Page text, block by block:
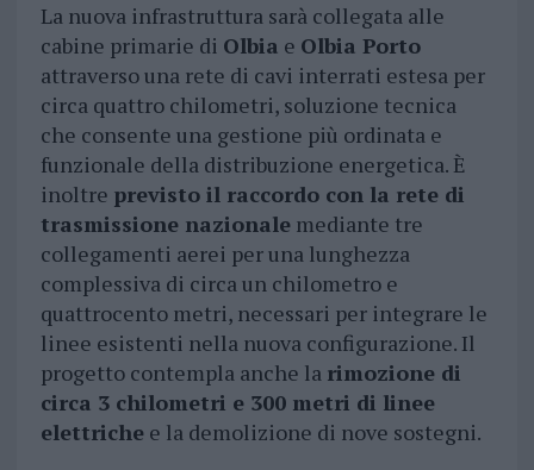
La nuova infrastruttura sarà collegata alle
cabine primarie di Olbia e Olbia Porto
attraverso una rete di cavi interrati estesa per
circa quattro chilometri, soluzione tecnica
che consente una gestione più ordinata e
funzionale della distribuzione energetica. È
inoltre previsto il raccordo con la rete di
trasmissione nazionalemediante tre
collegamenti aerei per una lunghezza
complessiva di circa un chilometro e
quattrocento metri, necessari per integrare le
linee esistenti nella nuova configurazione. Il
progetto contempla anche la rimozione di
circa 3 chilometri e 300 metri di linee
elettrichee la demolizione di nove sostegni.